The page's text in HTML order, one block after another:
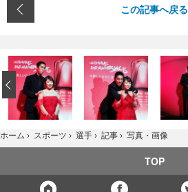
この記事へ戻る
‹
ホーム › スポーツ › 選手 › 記事 › 写真・画像
TOP